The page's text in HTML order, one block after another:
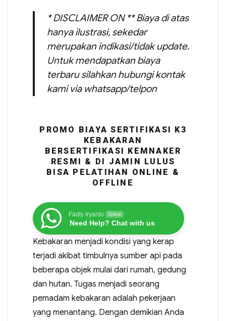
* DISCLAIMER ON ** Biaya di atas
hanya ilustrasi, sekedar
merupakan indikasi/tidak update.
Untuk mendapatkan biaya
terbaru silahkan hubungi kontak
kami via whatsapp/telpon
PROMO BIAYA SERTIFIKASI K3
KEBAKARAN
BERSERTIFIKASI KEMNAKER
RESMI & DI JAMIN LULUS
BISA PELATIHAN ONLINE &
OFFLINE
Fadly Iryanto Online
Need Help? Chat with us
Kebakaran menjadi kondisi yang kerap
terjadi akibat timbulnya sumber api pada
beberapa objek mulai dari rumah, gedung
dan hutan. Tugas menjadi seorang
pemadam kebakaran adalah pekerjaan
yang menantang. Dengan demikian Anda